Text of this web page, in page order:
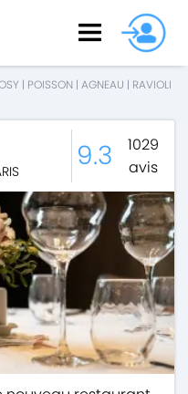
| POISSON | AGNEAU | RAVIOLI
9.3
1029
avis